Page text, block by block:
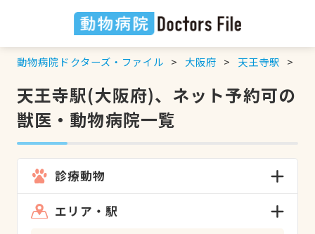
動物病院ドクターズ・ファイル 大阪府 天王寺駅
天王寺駅(大阪府)、ネット予約可の
獣医・動物病院一覧
診療動物
エリア・駅